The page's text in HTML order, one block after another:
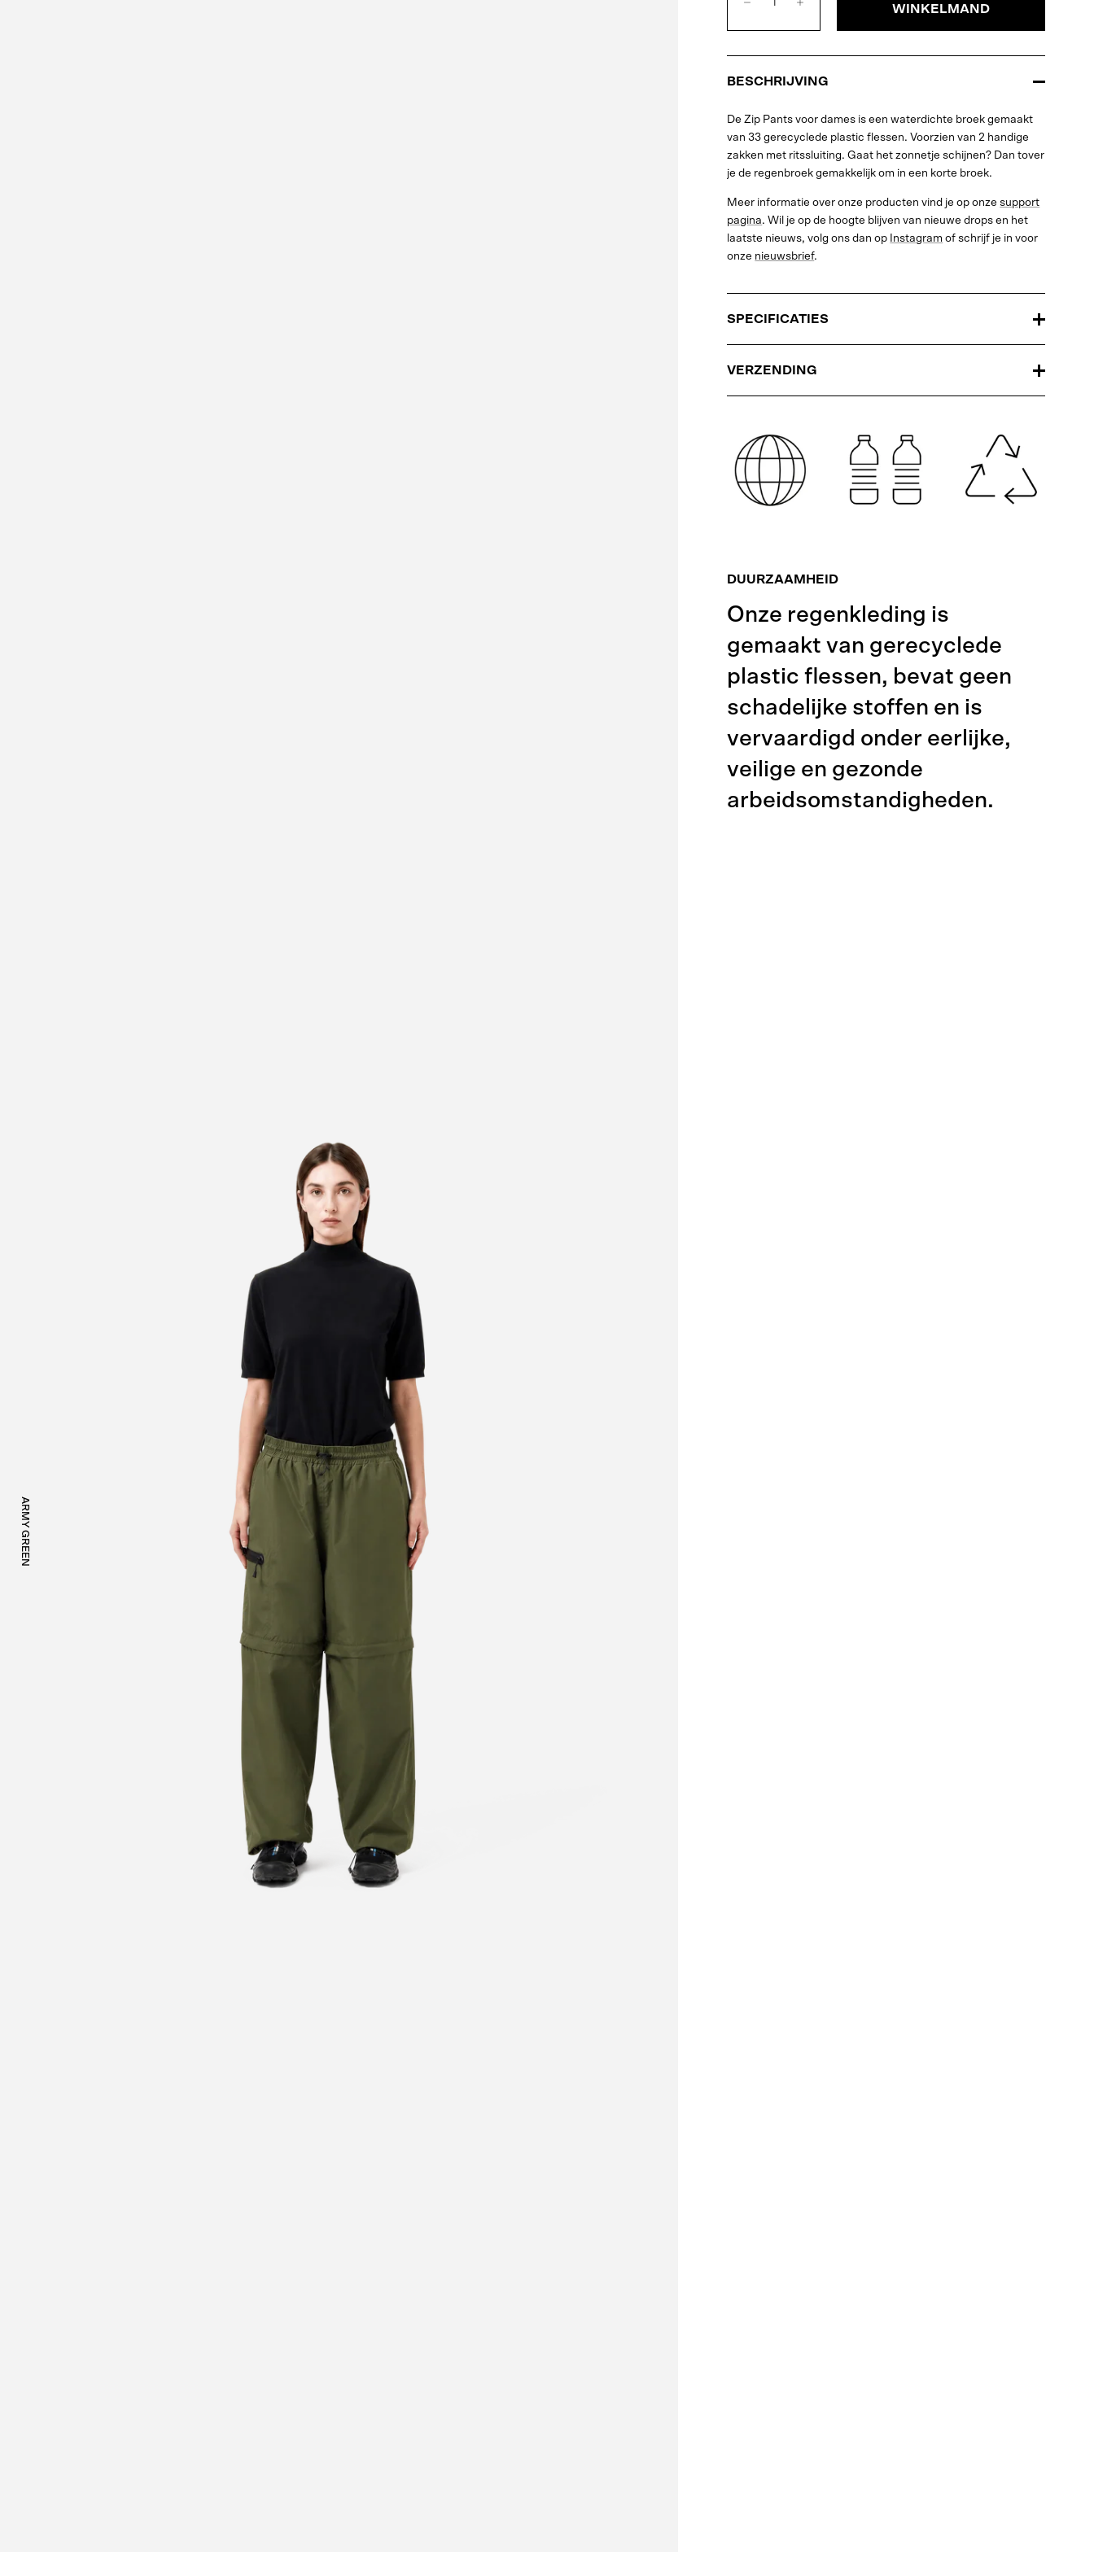
ARMY GREEN
WINKELMAND
BESCHRIJVING
De Zip Pants voor dames is een waterdichte broek gemaakt
van 33 gerecyclede plastic flessen. Voorzien van 2 handige
zakken met ritssluiting. Gaat het zonnetje schijnen? Dan tover
je de regenbroek gemakkelijk om in een korte broek.
Meer informatie over onze producten vind je op onzesupport
pagina. Wil je op de hoogte blijven van nieuwe drops en het
laatste nieuws, volg ons dan op Instagram of schrijf je in voor
onze nieuwsbrief.
SPECIFICATIES
VERZENDING
DUURZAAMHEID
Onze regenkleding is
gemaakt van gerecyclede
plastic flessen, bevat geen
schadelijke stoffen en is
vervaardigd onder eerlijke,
veilige en gezonde
arbeidsomstandigheden.